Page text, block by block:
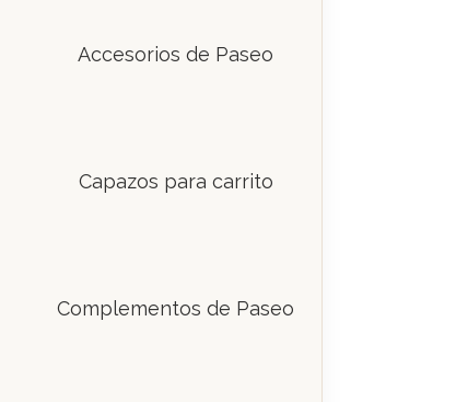
Accesorios de Paseo
Capazos para carrito
Complementos de Paseo